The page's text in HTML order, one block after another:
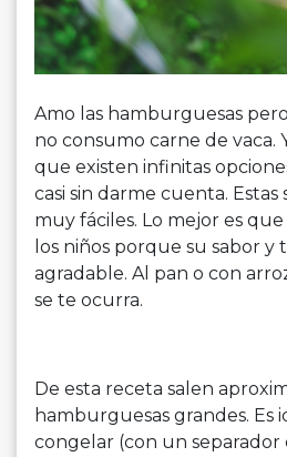
Amo las hamburguesas
no consumo carne de vaca.
que existen infinitas
casi sin darme cuenta. Estas
muy fáciles. Lo mejor es
los niños porque su sabor y
agradable. Al pan o con
se te ocurra.
De esta receta salen
hamburguesas grandes. Es
congelar (con un